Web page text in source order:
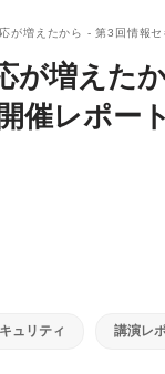
が増えたから - 第3回情報
が増えた
催レポート
ュリティ 講演レ